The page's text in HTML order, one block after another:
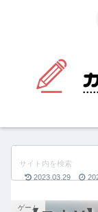
ゲーム
2023.03.29